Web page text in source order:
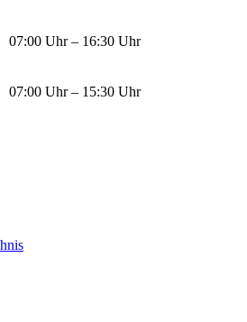
07:00 Uhr – 16:30 Uhr
07:00 Uhr – 15:30 Uhr